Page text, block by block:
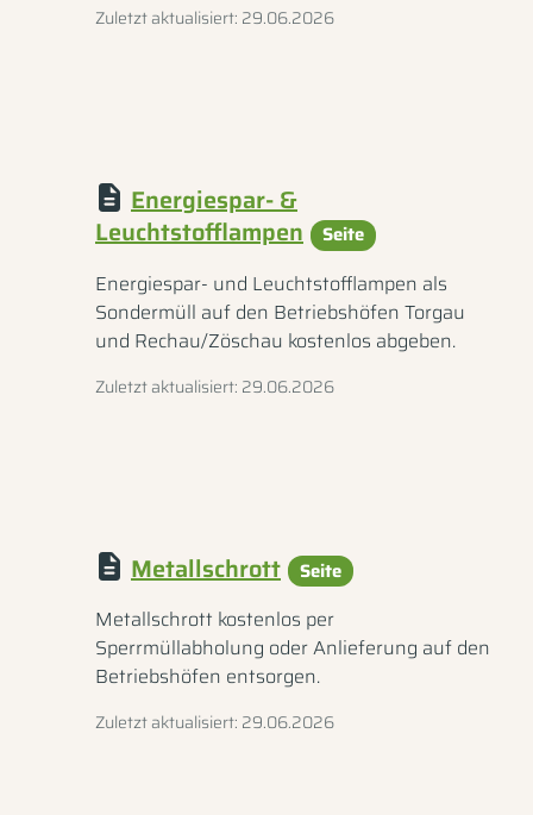
Zuletzt aktualisiert: 29.06.2026
Energiespar- &
Leuchtstofflampen
Seite
Energiespar- und Leuchtstofflampen als
Sondermüll auf den Betriebshöfen Torgau
und Rechau/Zöschau kostenlos abgeben.
Zuletzt aktualisiert: 29.06.2026
Metallschrott Seite
Metallschrott kostenlos per
Sperrmüllabholung oder Anlieferung auf den
Betriebshöfen entsorgen.
Zuletzt aktualisiert: 29.06.2026